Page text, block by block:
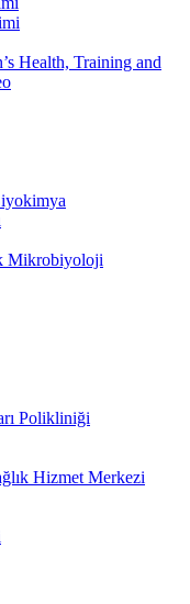
Health, Training and
Mikrobiyoloji
Polikliniği
Hizmet Merkezi